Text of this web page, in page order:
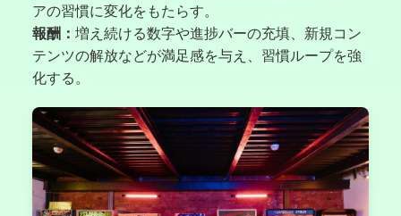
アの習慣に変化をもたらす。
報酬： 増え続ける数字や進捗バーの充填、新規コン
テンツの解放などが満足感を与え、習慣ループを強
化する。